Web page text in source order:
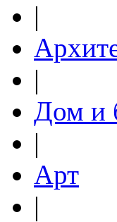
|
|
Дом и
|
Арт
|